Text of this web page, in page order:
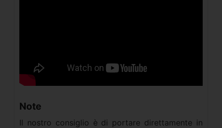
Note
Il nostro consiglio è di portare direttamente in